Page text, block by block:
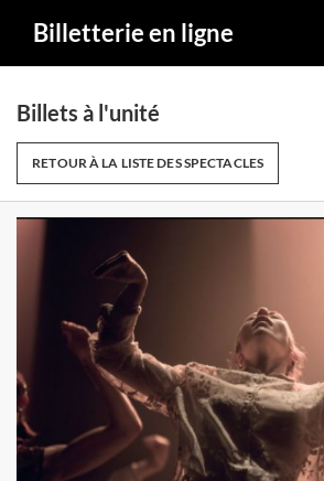
Billetterie en ligne
Billets à l'unité
RETOUR À LA LISTE DES SPECTACLES